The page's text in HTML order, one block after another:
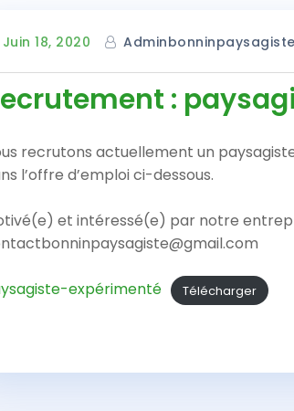
Juin 18, 2020 Adminbonninpaysagiste
:
recrutons actuellement un
l’offre d’emploi ci-dessous.
et intéressé(e) par notre
expérimenté Télécharger